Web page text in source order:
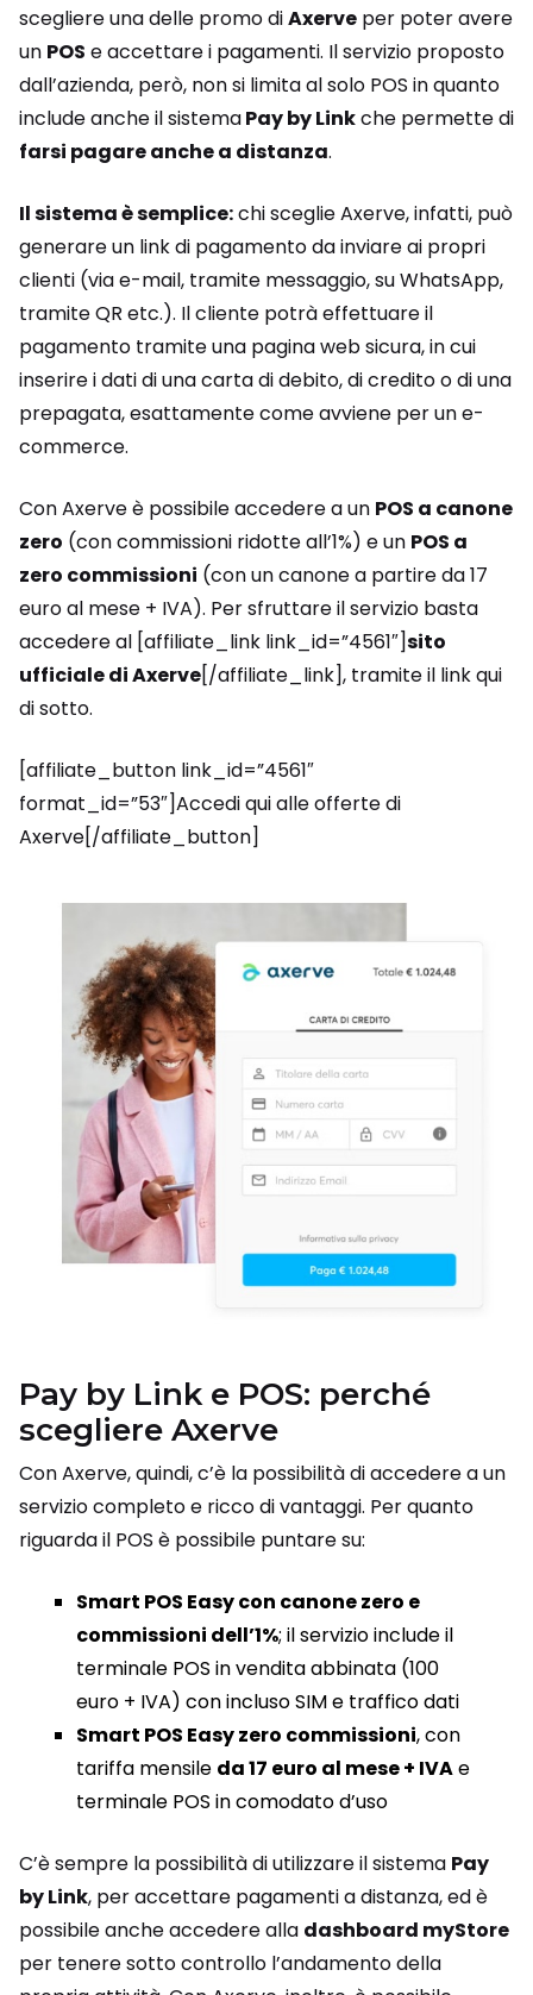
scegliere una delle promo diAxerve per poter avere
un POS e accettare i pagamenti. Il servizio proposto
dall’azienda, però, non si limita al solo POS in quanto
include anche il sistemaPay by Linkche permette di
farsi pagare anche a distanza.
Il sistema è semplice:chi sceglie Axerve, infatti, può
generare un link di pagamento da inviare ai propri
clienti (via e-mail, tramite messaggio, su WhatsApp,
tramite QR etc.). Il cliente potrà effettuare il
pagamento tramite una pagina web sicura, in cui
inserire i dati di una carta di debito, di credito o di una
prepagata, esattamente come avviene per un e-
commerce.
Con Axerve è possibile accedere a un POS a canone
zero (con commissioni ridotte all’1%) e un POS a
zero commissioni (con un canone a partire da 17
euro al mese + IVA). Per sfruttare il servizio basta
accedere al [affiliate_link link_id=”4561″]sito
ufficiale di Axerve[/affiliate_link], tramite il link qui
di sotto.
[affiliate_button link_id=”4561″
format_id=”53″]Accedi qui alle offerte di
Axerve[/affiliate_button]
Pay by Link e POS: perché
scegliere Axerve
Con Axerve, quindi, c’è la possibilità di accedere a un
servizio completo e ricco di vantaggi. Per quanto
riguarda il POS è possibile puntare su:
Smart POS Easy con canone zero e
commissioni dell’1%; il servizio include il
terminale POS in vendita abbinata (100
euro + IVA) con incluso SIM e traffico dati
Smart POS Easy zero commissioni, con
tariffa mensile da 17 euro al mese + IVAe
terminale POS in comodato d’uso
C’è sempre la possibilità di utilizzare il sistema Pay
by Link, per accettare pagamenti a distanza, ed è
possibile anche accedere alla dashboard myStore
per tenere sotto controllo l’andamento della